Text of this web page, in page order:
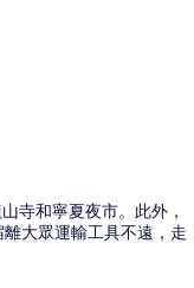
寺和寧夏夜市。此外，
大眾運輸工具不遠，走